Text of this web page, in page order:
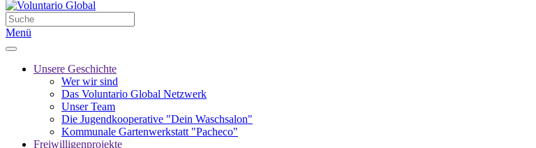
Menü
Unsere Geschichte
Wer wir sind
Das Voluntario Global Netzwerk
Unser Team
Die Jugendkooperative "Dein Waschsalon"
Kommunale Gartenwerkstatt "Pacheco"
Freiwilligenprojekte